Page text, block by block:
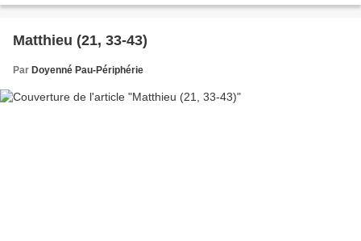
Matthieu (21, 33-43)
Par Doyenné Pau-Périphérie